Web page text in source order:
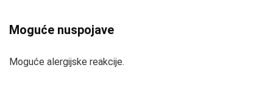
Moguće nuspojave
Moguće alergijske reakcije.